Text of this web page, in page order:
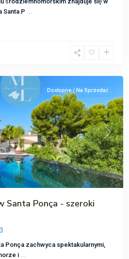
Santa P ...
Dostępne / Na Sprzedaż
Santa Ponça - szeroki
Ponça zachwyca spektakularnymi,
i ...